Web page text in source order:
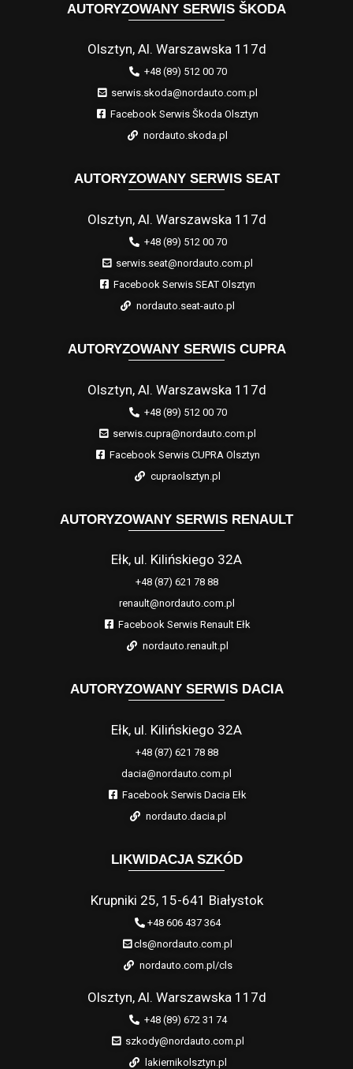
AUTORYZOWANY SERWIS ŠKODA
Olsztyn, Al. Warszawska 117d
+48 (89) 512 00 70
serwis.skoda@nordauto.com.pl
Facebook Serwis Škoda Olsztyn
nordauto.skoda.pl
AUTORYZOWANY SERWIS SEAT
Olsztyn, Al. Warszawska 117d
+48 (89) 512 00 70
serwis.seat@nordauto.com.pl
Facebook Serwis SEAT Olsztyn
nordauto.seat-auto.pl
AUTORYZOWANY SERWIS CUPRA
Olsztyn, Al. Warszawska 117d
+48 (89) 512 00 70
serwis.cupra@nordauto.com.pl
Facebook Serwis CUPRA Olsztyn
cupraolsztyn.pl
AUTORYZOWANY SERWIS RENAULT
Ełk, ul. Kilińskiego 32A
+48 (87) 621 78 88
renault@nordauto.com.pl
Facebook Serwis Renault Ełk
nordauto.renault.pl
AUTORYZOWANY SERWIS DACIA
Ełk, ul. Kilińskiego 32A
+48 (87) 621 78 88
dacia@nordauto.com.pl
Facebook Serwis Dacia Ełk
nordauto.dacia.pl
LIKWIDACJA SZKÓD
Krupniki 25, 15-641 Białystok
+48 606 437 364
cls@nordauto.com.pl
nordauto.com.pl/cls
Olsztyn, Al. Warszawska 117d
+48 (89) 672 31 74
szkody@nordauto.com.pl
lakiernikolsztyn.pl